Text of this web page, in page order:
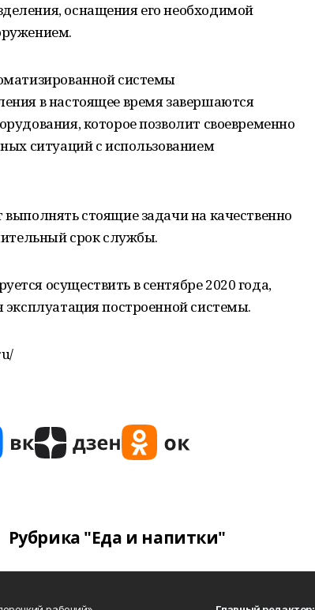
оснащения его необходимой
системы
в настоящее время завершаются
которое позволит своевременно
ситуаций с использованием
стоящие задачи на качественно
срок службы.
осуществить в сентябре 2020 года,
построенной системы.
Рубрика "Еда и напитки"